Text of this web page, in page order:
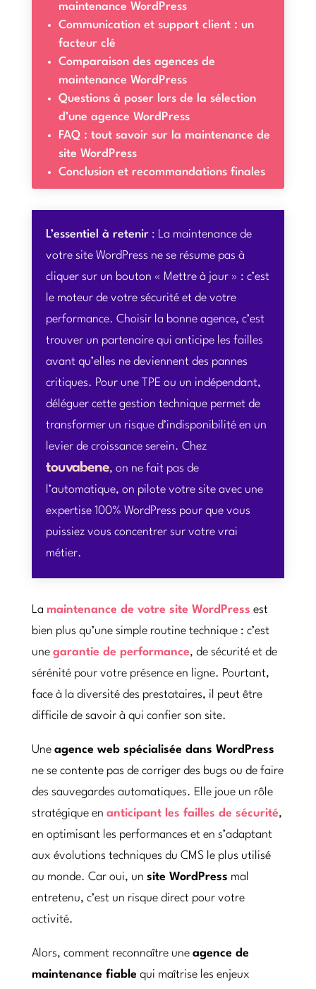
maintenance WordPress
Communication et support client : un
facteur clé
Comparaison des agences de
maintenance WordPress
Questions à poser lors de la sélection
d’une agence WordPress
FAQ : tout savoir sur la maintenance de
site WordPress
Conclusion et recommandations finales
L’essentiel à retenir: La maintenance de
votre site WordPress ne se résume pas à
cliquer sur un bouton « Mettre à jour » : c’est
le moteur de votre sécurité et de votre
performance. Choisir la bonne agence, c’est
trouver un partenaire qui anticipe les failles
avant qu’elles ne deviennent des pannes
critiques. Pour une TPE ou un indépendant,
déléguer cette gestion technique permet de
transformer un risque d’indisponibilité en un
levier de croissance serein. Chez
touvabene, on ne fait pas de
l’automatique, on pilote votre site avec une
expertise 100% WordPress pour que vous
puissiez vous concentrer sur votre vrai
métier.
La maintenance de votre site WordPress est
bien plus qu’une simple routine technique : c’est
une garantie de performance, de sécurité et de
sérénité pour votre présence en ligne. Pourtant,
face à la diversité des prestataires, il peut être
difficile de savoir à qui confier son site.
Une agence web spécialisée dans WordPress
ne se contente pas de corriger des bugs ou de faire
des sauvegardes automatiques. Elle joue un rôle
stratégique en anticipant les failles de sécurité,
en optimisant les performances et en s’adaptant
aux évolutions techniques du CMS le plus utilisé
au monde. Car oui, un site WordPress mal
entretenu, c’est un risque direct pour votre
activité.
Alors, comment reconnaître une agence de
maintenance fiable qui maîtrise les enjeux